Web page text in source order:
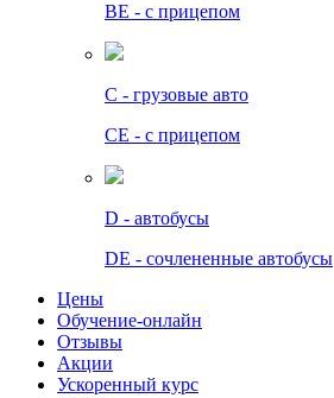
BE - с прицепом
C - грузовые авто
СЕ - с прицепом
D - автобусы
DE - сочлененные автобусы
Цены
Обучение-онлайн
Отзывы
Акции
Ускоренный курс